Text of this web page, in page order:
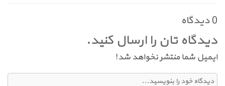
0 دیدگاه
دیدگاه تان را ارسال کنید.
ایمیل شما منتشر نخواهد شد!